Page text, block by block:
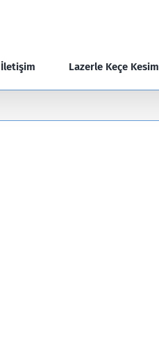
İletişim Lazerle Keçe Kesim